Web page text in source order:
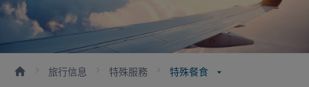
旅行信息 特殊服務 特殊餐食